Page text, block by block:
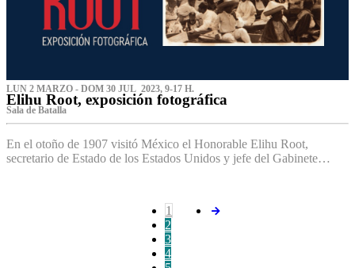
LUN 2 MARZO - DOM 30 JUL 2023, 9-17 H.
Elihu Root, exposición fotográfica
Sala de Batalla
En el otoño de 1907 visitó México el Honorable Elihu Root,
secretario de Estado de los Estados Unidos y jefe del Gabinete…
1
2
3
4